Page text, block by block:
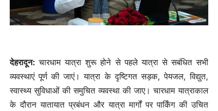
देहरादून: चारधाम यात्रा शुरू होने से पहले यात्रा से सबंधित सभी
व्यवस्थाएं पूर्ण की जाएं। यात्रा के दृष्टिगत सड़क, पेयजल, विद्युत,
स्वास्थ्य सुविधाओं की समुचित व्यवस्था की जाए। चारधाम यात्राकाल
के दौरान यातायात प्रबंधन और यात्रा मार्गों पर पार्किंग की उचित